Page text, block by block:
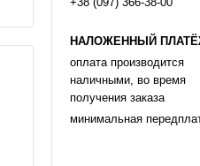
НАЛОЖЕННЫЙ
оплата производится
наличными, во время
получения заказа
минимальная